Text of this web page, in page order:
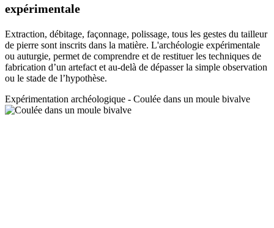
expérimentale
Extraction, débitage, façonnage, polissage, tous les gestes du tailleur
de pierre sont inscrits dans la matière. L'archéologie expérimentale
ou auturgie, permet de comprendre et de restituer les techniques de
fabrication d’un artefact et au-delà de dépasser la simple observation
ou le stade de l’hypothèse.
Expérimentation archéologique - Coulée dans un moule bivalve